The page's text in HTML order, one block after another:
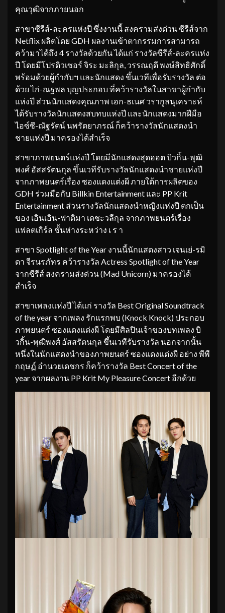
คุณวุฒิจากภายนอก
สาขาซีรีส์-ละครแห่งปี ซึ่งงานนี้ สงครามส่งด่วน ซีรีส์จาก
Netflix ผลิตโดย GDH ผลงานเข้าตากรรมการสามารถ
คว้ามาได้ถึง 4 รางวัลด้วยกัน ได้แก่ รางวัลซีรีส์-ละครแห่ง
ปี โดยมีโปรดิวเซอร์ จิระ มะลิกุล, วรรณฤดี พงษ์สิทธิศักดิ์
พร้อมด้วยผู้กำกับฯ และนักแสดง ขึ้นเวทีเพื่อรับรางวัล ต่อ
ด้วย ไก่-ณฐพล บุญประกอบ ที่คว้ารางวัลในสาขาผู้กำกับ
แห่งปี ส่วนนักแสดงคุณภาพ เอก-ธเนศ วรากูลนุเคราะห์
ได้รับรางวัลนักแสดงสบทบแห่งปี และนักแสดงมากฝีมือ
ไอซ์ซึ-ณัฐรัตน์ นพรัตยาภรณ์ ก็คว้ารางวัลนักแสดงนำ
ชายแห่งปี มาครองได้สำเร็จ
สาขาภาพยนตร์แห่งปี โดยมีนักแสดงสุดฮอต บิวกิ้น-พุฒิ
พงศ์ อัสสรัตนกุล ขึ้นเวทีรับรางวัลนักแสดงนำชายแห่งปี
จากภาพยนตร์เรื่อง ซองแดงแต่งผี ภายใต้การผลิตของ
GDH ร่วมมือกับ Billkin Entertainment และ PP Krit
Entertainment ส่วนรางวัลนักแสดงนำหญิงแห่งปี ตกเป็น
ของ เอินเอิน-ฟาติมา เดชะวลีกุล จากภาพยนตร์เรื่อง
แฟลตเกิร์ล ชั้นห่างระหว่าง เ ร า
สาขา Spotlight of the Year งานนี้นักแสดงสาว เจนเย่-รมิ
ดา จีรนรภัทร คว้ารางวัล Actress Spotlight of the Year
จากซีรีส์ สงครามส่งด่วน (Mad Unicorn) มาครองได้
สำเร็จ
สาขาเพลงแห่งปี ได้แก่ รางวัล Best Original Soundtrack
of the year จากเพลง รักแรกพบ (Knock Knock) ประกอบ
ภาพยนตร์ ซองแดงแต่งผี โดยมีศิลปินเจ้าของบทเพลง บิ
วกิ้น-พุฒิพงศ์ อัสสรัตนกุล ขึ้นเวทีรับรางวัล นอกจากนั้น
หนึ่งในนักแสดงนำของภาพยนตร์ ซองแดงแต่งผี อย่าง พีพี
กฤษฏ์ อำนวยเดชกร ก็คว้ารางวัล Best Concert of the
year จากผลงาน PP Krit My Pleasure Concert อีกด้วย